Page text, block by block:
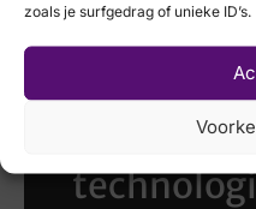
zoals je surfgedrag of unieke ID’s.
Laat uw
scannen
nieuwste